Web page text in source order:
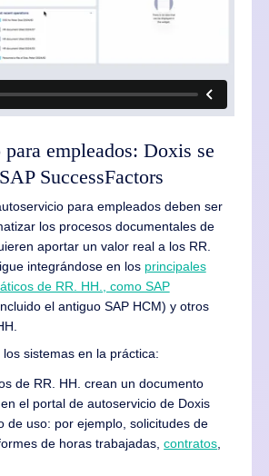
empleados: Doxis se
SuccessFactors
para empleados deben ser
los procesos documentales de
aportar un valor real a los RR.
integrándose en los principales
de RR. HH., como SAP
el antiguo SAP HCM) y otros
sistemas en la práctica:
de RR. HH. crean un documento
el portal de autoservicio de Doxis
de uso: por ejemplo, solicitudes de
de horas trabajadas,contratos,